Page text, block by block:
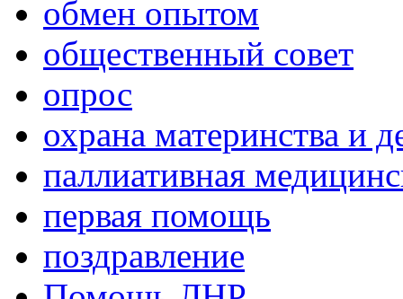
обмен опытом
общественный совет
опрос
охрана материнства и
паллиативная
первая помощь
поздравление